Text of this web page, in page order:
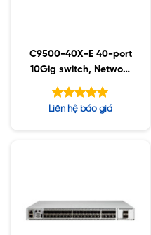
C9500-40X-E 40-port
10Gig switch, Network
Essentials
Được xếp
Liên hệ báo giá